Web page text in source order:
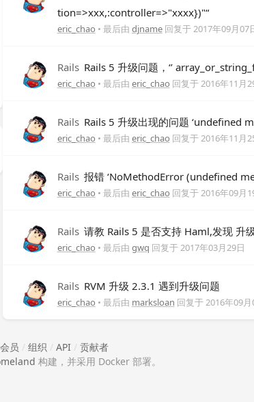
tion=>xxx,:controller=>"xxxx})"“
eric_chao • 最后由 djname回复于2017年09月07
Rails Rails 5 升级问题，‘’
eric_chao • 最后由 eric_chao 回复于2016年11月
Rails Rails 5 升级出现的问题 ‘undefined
eric_chao • 最后由 eric_chao 回复于2016年11月
Rails 报错 ‘NoMethodError (undefined
eric_chao • 最后由 eric_chao 回复于2016年09月
Rails 请教 Rails 5 是否支持 Haml,发现 升
eric_chao • 最后由 gwq 回复于2017年03月29日
Rails RVM 升级 2.3.1 遇到升级问题
eric_chao • 最后由 marksloan 回复于2016年09月
员 / 组织 / API / 贡献者
构建，并采用 Docker 部署。